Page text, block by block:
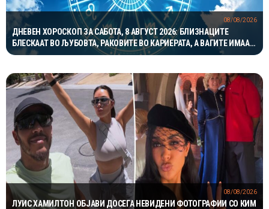
ДНЕВЕН ХОРОСКОП ЗА САБОТА, 8 АВГУСТ 2026: БЛИЗНАЦИТЕ
БЛЕСКААТ ВО ЉУБОВТА, РАКОВИТЕ ВО КАРИЕРАТА, А ВАГИТЕ ИМААТ
ОДЛИЧЕН ДЕН ЗА ХАРМОНИЈА
08/08/2026
ЛУИС ХАМИЛТОН ОБЈАВИ ДОСЕГА НЕВИДЕНИ ФОТОГРАФИИ СО КИМ
08/08/2026